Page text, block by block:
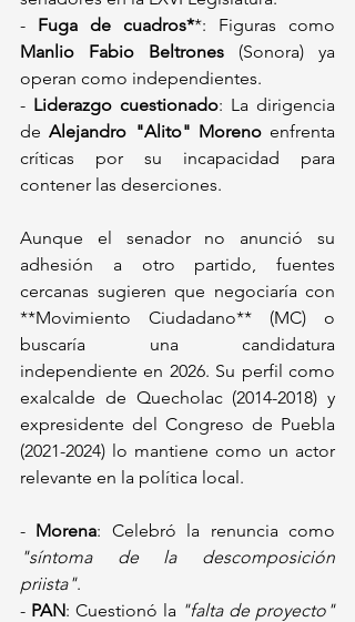
- Fuga de cuadros*
Manlio Fabio Beltrones (Sonora) ya
operan como independientes.
- Liderazgo cuestionado: La dirigencia
de Alejandro "Alito" Moreno enfrenta
críticas por su incapacidad para
contener las deserciones.
Aunque el senador no anunció su
adhesión a otro partido, fuentes
cercanas sugieren que negociaría con
**Movimiento Ciudadano** (MC) o
buscaría una candidatura
independiente en 2026. Su perfil como
exalcalde de Quecholac (2014-2018) y
expresidente del Congreso de Puebla
(2021-2024) lo mantiene como un actor
relevante en la política local.
- Morena
"síntoma de la descomposición
priista".
- PAN: Cuestionó la "falta de proyecto"